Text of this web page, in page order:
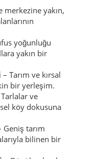
merkezine yakın,
yoğunluğu
yakın bir
– Tarım ve kırsal
bir yerleşim.
ve
köy dokusuna
Geniş tarım
bilinen bir